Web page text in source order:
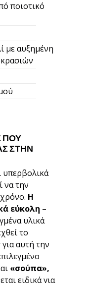
ποιοτικό
με αυξημένη
ΠΟΥ
ΣΤΗΝ
να την
Η
εύκολη –
υλικά
το
αυτή την
«σούπα»,
ειδικά για